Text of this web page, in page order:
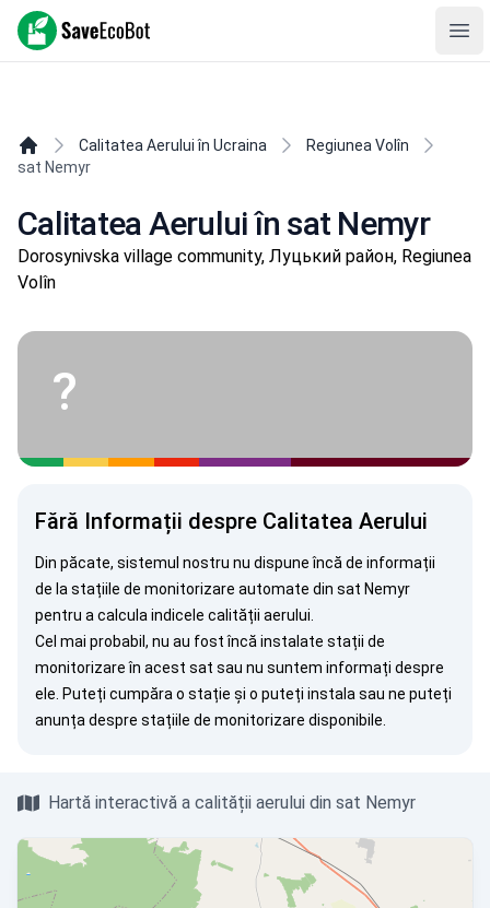
SaveEcoBot
Calitatea Aerului în Ucraina
Regiunea Volîn
sat Nemyr
Calitatea Aerului în sat Nemyr
Dorosynivska village community, Луцький район, Regiunea
Volîn
?
Fără Informații despre Calitatea Aerului
Din păcate, sistemul nostru nu dispune încă de informații
de la stațiile de monitorizare automate din sat Nemyr
pentru a calcula indicele calității aerului.
Cel mai probabil, nu au fost încă instalate stații de
monitorizare în acest sat sau nu suntem informați despre
ele. Puteți cumpăra o stație și o puteți instala sau ne puteți
anunța despre stațiile de monitorizare disponibile.
Hartă interactivă a calității aerului din sat Nemyr